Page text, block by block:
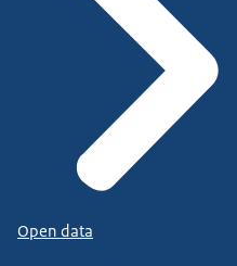
Open data